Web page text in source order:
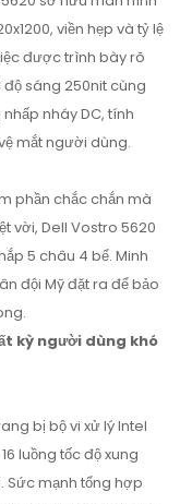
viền hẹp và tỷ lệ
được trình bày rõ
độ sáng 250nit cùng
nháy DC, tính
mắt người dùng.
phần chắc chắn mà
vời, Dell Vostro 5620
5 châu 4 bể. Minh
đội Mỹ đặt ra để bảo
kỳ người dùng khó
bị bộ vi xử lý Intel
luồng tốc độ xung
Sức mạnh tổng hợp